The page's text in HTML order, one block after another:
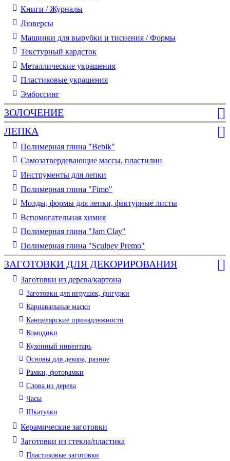
Книги / Журналы
Люверсы
Машинки для вырубки и тиснения / Формы
Текстурный кардсток
Металлические украшения
Пластиковые украшения
Эмбоссинг
ЗОЛОЧЕНИЕ
ЛЕПКА
Полимерная глина "Bebik"
Самозатвердевающие массы, пластилин
Инструменты для лепки
Полимерная глина "Fimo"
Молды, формы для лепки, фактурные листы
Вспомогательная химия
Полимерная глина "Jam Clay"
Полимерная глина "Sculpey Premo"
ЗАГОТОВКИ ДЛЯ ДЕКОРИРОВАНИЯ
Заготовки из дерева/картона
Заготовки для игрушек, фигурки
Карнавальные маски
Канцелярские принадлежности
Комодики
Кухонный инвентарь
Основы для декора, разное
Рамки, фоторамки
Слова из дерева
Часы
Шкатулки
Керамические заготовки
Заготовки из стекла/пластика
Пластиковые заготовки